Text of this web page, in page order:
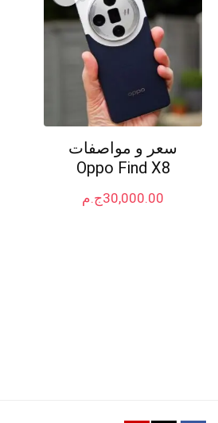
سعر و مواصفات
Oppo Find X8
ج.م30,000.00